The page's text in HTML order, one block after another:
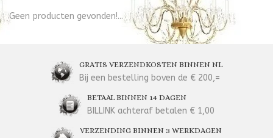
Geen producten gevonden!...
GRATIS VERZENDKOSTEN BINNEN NL
Bij een bestelling boven de € 200,=
BETAAL BINNEN 14 DAGEN
BILLINK achteraf betalen € 1,00
VERZENDING BINNEN 3 WERKDAGEN